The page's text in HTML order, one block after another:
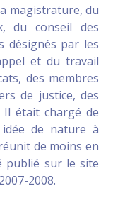
magistrature, du
du conseil des
désignés par les
et du travail
des membres
de justice, des
était chargé de
de nature à
de moins en
publié sur le site
2008.